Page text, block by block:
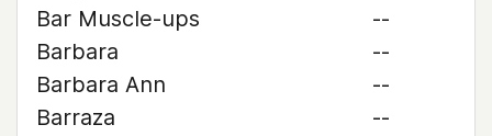
Bar Muscle-ups
--
Barbara
--
Barbara Ann
--
Barraza
--